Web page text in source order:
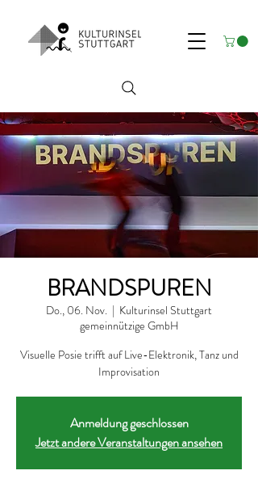
BRANDSPUREN
Do., 06. Nov.
  |
Kulturinsel Stuttgart
gemeinnützige GmbH
Visuelle Posie trifft auf Live-Elektronik, Tanz und
Improvisation
Anmeldung geschlossen
Jetzt andere Veranstaltungen ansehen